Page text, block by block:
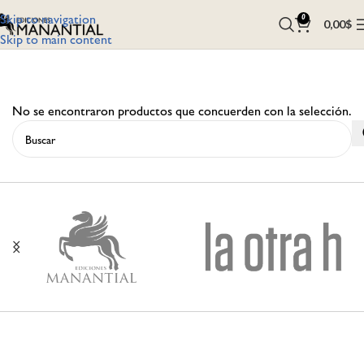
Skip to navigation
Skip to main content
0 0,00$
No se encontraron productos que concuerden con la selección.